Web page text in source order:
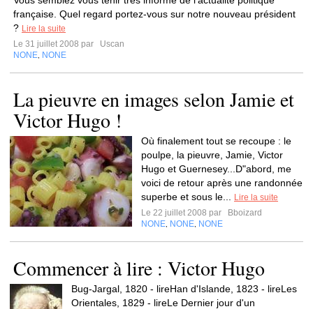
française. Quel regard portez-vous sur notre nouveau président
? Lire la suite
Le 31 juillet 2008 par
Uscan
NONE NONE
La pieuvre en images selon Jamie et
Victor Hugo !
Où finalement tout se recoupe : le
poulpe, la pieuvre, Jamie, Victor
Hugo et Guernesey...D"abord, me
voici de retour après une randonnée
superbe et sous le...
Lire la suite
Le 22 juillet 2008 par
Bboizard
NONE NONE NONE
Commencer à lire : Victor Hugo
Bug-Jargal, 1820 - lireHan d'Islande, 1823 - lireLes
Orientales, 1829 - lireLe Dernier jour d'un